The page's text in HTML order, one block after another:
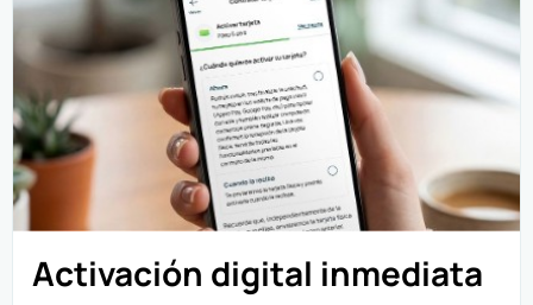
Activación digital inmediata